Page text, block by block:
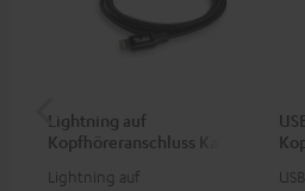
Lightning auf
Kopfhöreranschluss Kabel
Lightning auf